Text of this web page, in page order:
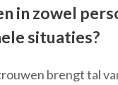
in zowel
situaties?
brengt tal